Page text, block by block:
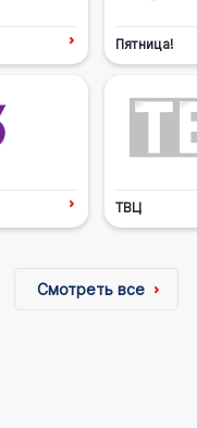
Пятница!
ТВЦ
Смотреть все